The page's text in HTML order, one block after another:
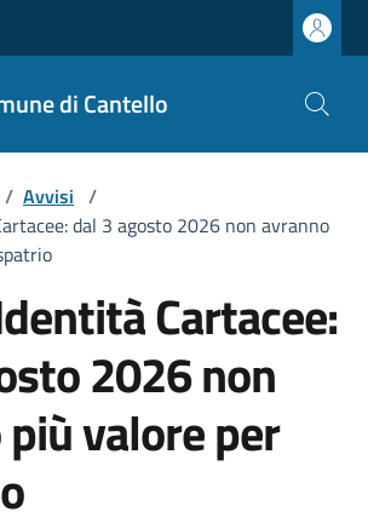
di Cantello
/ Avvisi /
dal 3 agosto 2026 non avranno
Cartacee:
2026 non
valore per